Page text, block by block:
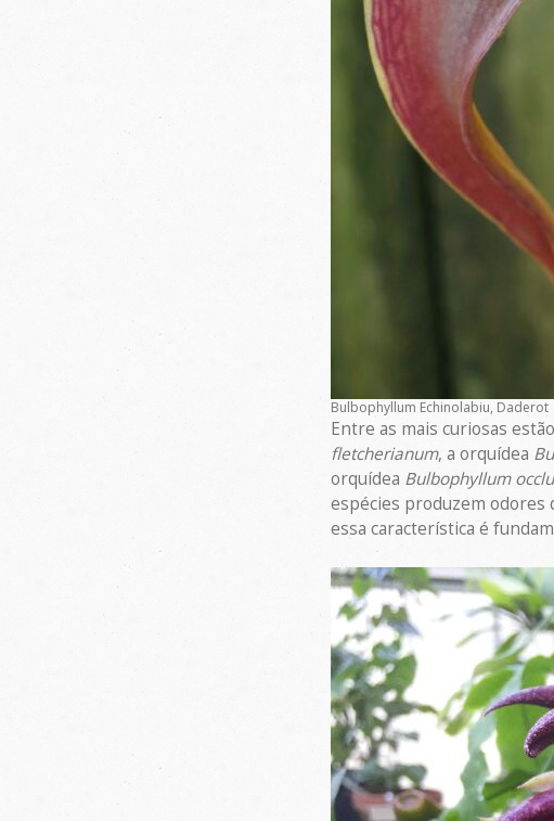
Bulbophyllum Echinolabiu, Daderot
Entre as mais curiosas
fletcherianum, a orquídea
orquídea Bulbophyllum
espécies produzem odores
essa característica é